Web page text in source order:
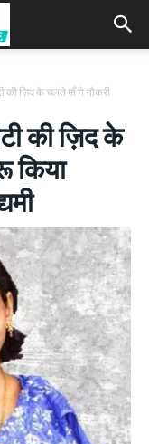
की ज़िद के चलते माँ ने नौकरी
की ज़िद के
किया